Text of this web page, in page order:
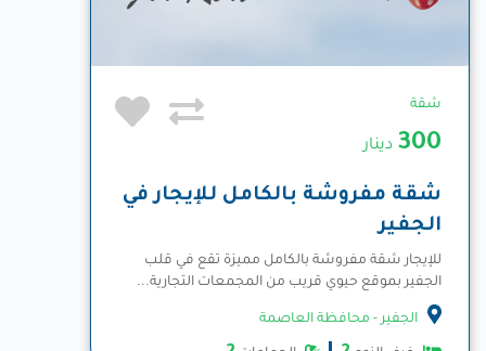
شقة
300 دينار
شقة مفروشة بالكامل للإيجار في
الجفير
للإيجار شقة مفروشة بالكامل مميزة تقع في قلب
الجفير بموقع حيوي قريب من المجمعات التجارية...
المزيد
الجفير - محافظة العاصمة